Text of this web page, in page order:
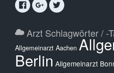
Arzt Schlagwörter / -
Allgemeinarzt Aachen
Berlin Allgemeinarzt